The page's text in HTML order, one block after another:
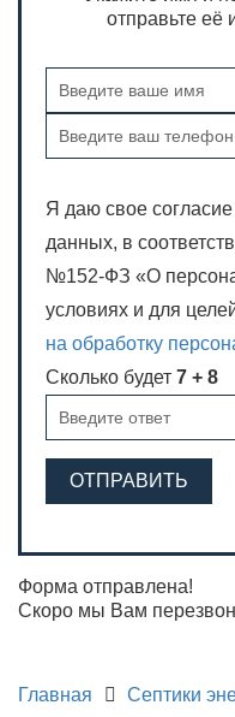
отправьте
Я даю свое
данных, в
№152-ФЗ «О
условиях и для
на обработку
Сколько будет 7 + 8
ОТПРАВИТЬ
Форма отправлена!
Скоро мы Вам
Главная Септики